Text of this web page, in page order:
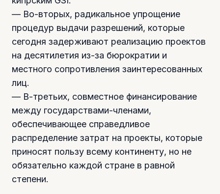
— Во-вторых, радикальное упрощение
процедур выдачи разрешений, которые
сегодня задерживают реализацию проектов
на десятилетия из-за бюрократии и
местного сопротивления заинтересованных
лиц.
— В-третьих, совместное финансирование
между государствами-членами,
обеспечивающее справедливое
распределение затрат на проекты, которые
приносят пользу всему континенту, но не
обязательно каждой стране в равной
степени.